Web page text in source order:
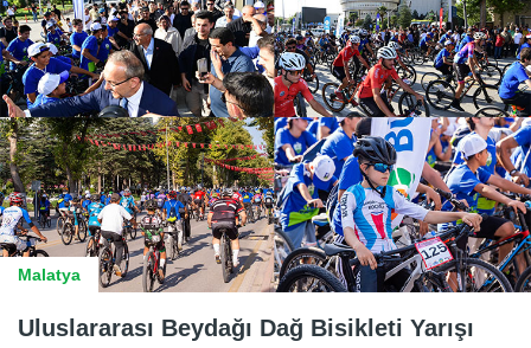
Malatya
Uluslararası Beydağı Dağ Bisikleti Yarışı